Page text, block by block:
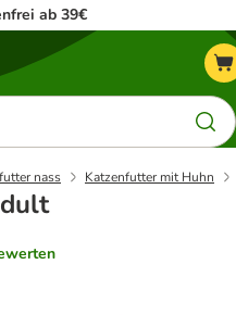
ab 39€
nass Katzenfutter mit Huhn